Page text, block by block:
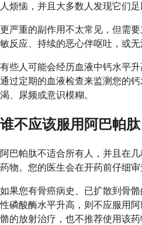
人烦恼，并且大多数人发现它们足
更严重的副作用不太常见，但需
敏反应、持续的恶心伴呕吐，或无
有些人可能会经历血液中钙水平
通过定期的血液检查来监测您的
渴、尿频或意识模糊。
谁不应该服用阿巴帕肽
阿巴帕肽不适合所有人，并且在
药物。您的医生会在开药前仔细审
如果您有骨癌病史、已扩散到骨
性磷酸酶水平升高，则不应服用
骼的放射治疗，也不推荐使用该药